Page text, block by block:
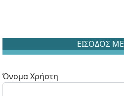
ΕΙΣΟΔΟΣ
Όνομα Χρήστη